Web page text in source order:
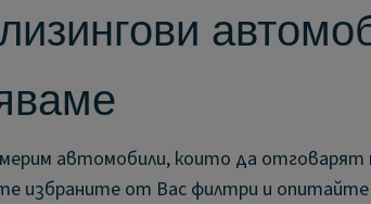
автомобили, които да
избраните от Вас филтри и